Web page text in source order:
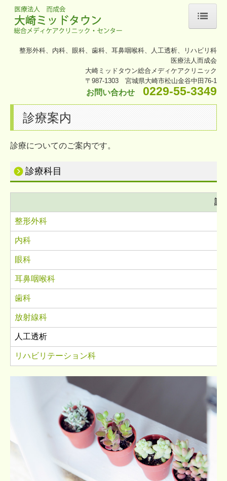
内科
耳鼻咽喉科
放射線科
リハビリテーション科
短時間通所リハ
サービス付高齢者向け住宅
採用情報
交通アクセス
整形外科、内科、眼科、歯科、耳鼻咽喉科、人工透析、リハビリ科
医療法人而成会
大崎ミッドタウン総合メディケアクリニック
〒987-1303 宮城県大崎市松山金谷中田76-1
お問い合わせ 0229-55-3349
診療案内
診療についてのご案内です。
診療科目
診
整形外科
内科
眼科
耳鼻咽喉科
歯科
放射線科
人工透析
リハビリテーション科